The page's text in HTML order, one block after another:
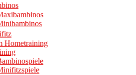
Hometraining